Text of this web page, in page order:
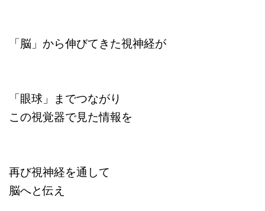
「脳」から伸びてきた視神経が
「眼球」までつながり
この視覚器で見た情報を
再び視神経を通して
脳へと伝え